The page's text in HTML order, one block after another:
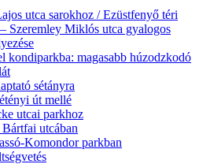
utca sarokhoz / Ezüstfenyő téri
Szeremley Miklós utca gyalogos
kondiparkba: magasabb húzodzkodó
sétányra
út mellé
utcai parkhoz
utcában
Komondor parkban